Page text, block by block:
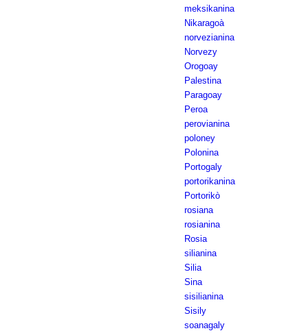
meksikanina
Nikaragoà
norvezianina
Norvezy
Orogoay
Palestina
Paragoay
Peroa
perovianina
poloney
Polonina
Portogaly
portorikanina
Portorikò
rosiana
rosianina
Rosia
silianina
Silia
Sina
sisilianina
Sisily
soanagaly